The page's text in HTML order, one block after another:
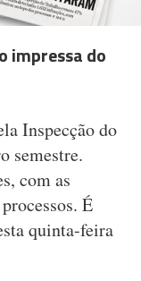
impressa do
Inspecção do
semestre.
com as
É
quinta-feira